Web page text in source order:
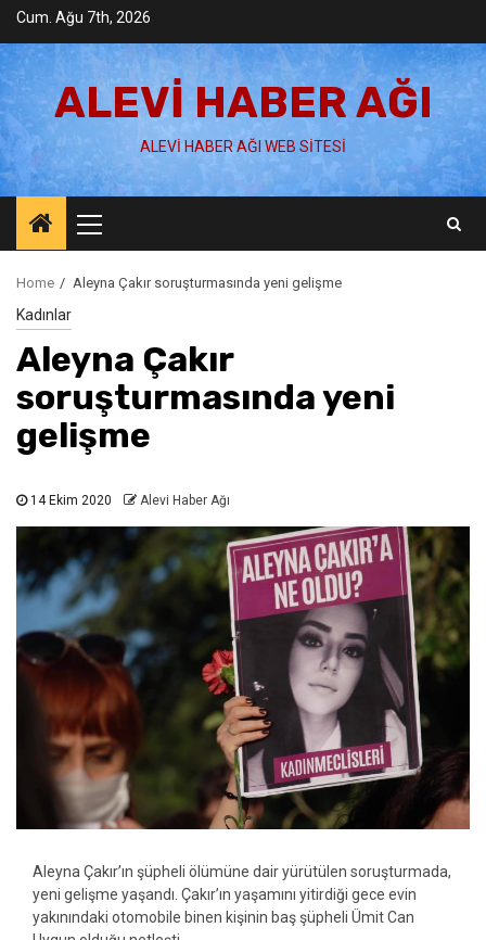
Skip
content
Cum. Ağu 7th, 2026
ALEVI HABER AĞI
ALEVI HABER AĞI WEB SITESI
Menu
Home Aleyna Çakır soruşturmasında yeni gelişme
Kadınlar
Aleyna Çakır
soruşturmasında yeni
gelişme
14 Ekim 2020 Alevi Haber Ağı
Aleyna Çakır’ın şüpheli ölümüne dair yürütülen soruşturmada,
yeni gelişme yaşandı. Çakır’ın yaşamını yitirdiği gece evin
yakınındaki otomobile binen kişinin baş şüpheli Ümit Can